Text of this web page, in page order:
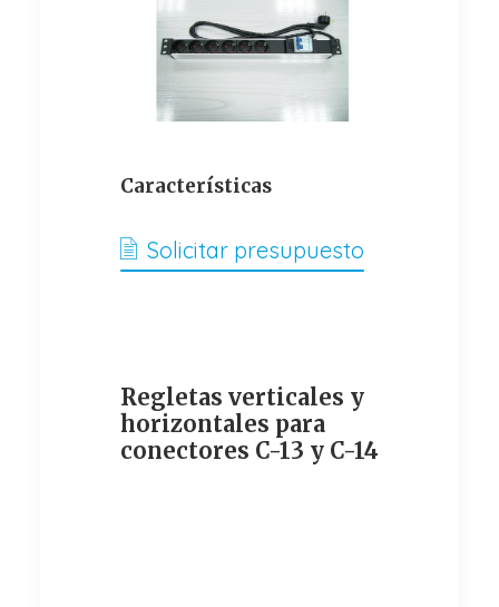
Características
Solicitar presupuesto
Regletas verticales y
horizontales para
conectores C-13 y C-14